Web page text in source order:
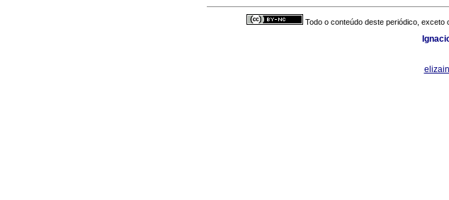
Todo o conteúdo deste periódico, exceto